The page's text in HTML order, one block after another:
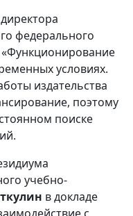
федерального
«Функционирование
условиях.
издательства
поэтому
поиске
учебно-
в докладе